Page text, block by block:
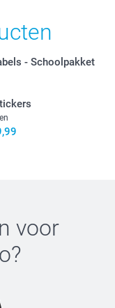
gebruik geen
bovenop
tegen het label,
- Schoolpakket
voor
?